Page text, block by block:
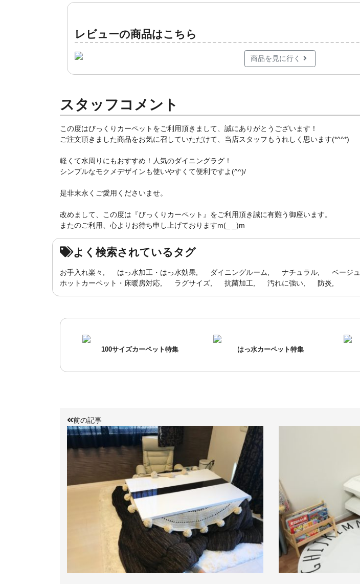
レビューの商品はこちら
商品を見に行く
スタッフコメント
この度はびっくりカーペットをご利用頂きまして、誠にありがとうございます！
ご注文頂きました商品をお気に召していただけて、当店スタッフもうれしく思います(*^^*)
軽くて水周りにもおすすめ！人気のダイニングラグ！
シンプルなモクメデザインも使いやすくて便利ですよ(^^)/
是非末永くご愛用くださいませ。
改めまして、この度は『びっくりカーペット』をご利用頂き誠に有難う御座います。
またのご利用、心よりお待ち申し上げておりますm(_ _)m
よく検索されているタグ
お手入れ楽々 はっ水加工・はっ水効果 ダイニングルーム ナチュラル
ベージュ
ホットカーペット・床暖房対応
ラグサイズ 抗菌加工 汚れに強い 防炎
100サイズカーペット特集 はっ水カーペット特集
前の記事